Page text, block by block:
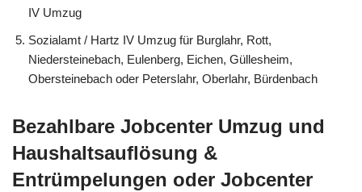
IV Umzug
Sozialamt / Hartz IV Umzug für Burglahr, Rott,
Niedersteinebach, Eulenberg, Eichen, Güllesheim,
Obersteinebach oder Peterslahr, Oberlahr, Bürdenbach
Bezahlbare Jobcenter Umzug und
Haushaltsauflösung &
Entrümpelungen oder Jobcenter